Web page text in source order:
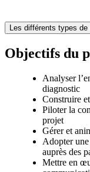
Les différents types de
Objectifs du
Analyser
diagnostic
Construire
Piloter la
projet
Gérer et
Adopter
auprès des
Mettre en